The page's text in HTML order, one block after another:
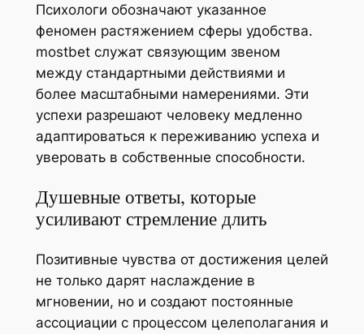
Психологи обозначают указанное
феномен растяжением сферы удобства.
mostbet служат связующим звеном
между стандартными действиями и
более масштабными намерениями. Эти
успехи разрешают человеку медленно
адаптироваться к переживанию успеха и
уверовать в собственные способности.
Душевные ответы, которые
усиливают стремление длить
Позитивные чувства от достижения целей
не только дарят наслаждение в
мгновении, но и создают постоянные
ассоциации с процессом целеполагания и